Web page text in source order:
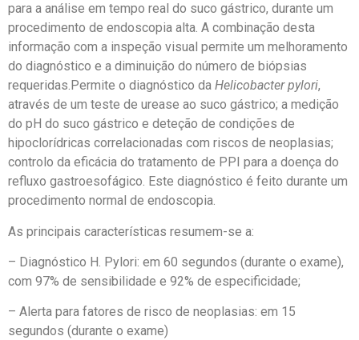
para a análise em tempo real do suco gástrico, durante um
procedimento de endoscopia alta. A combinação desta
informação com a inspeção visual permite um melhoramento
do diagnóstico e a diminuição do número de biópsias
requeridas.Permite o diagnóstico da Helicobacter pylori,
através de um teste de urease ao suco gástrico; a medição
do pH do suco gástrico e deteção de condições de
hipoclorídricas correlacionadas com riscos de neoplasias;
controlo da eficácia do tratamento de PPI para a doença do
refluxo gastroesofágico. Este diagnóstico é feito durante um
procedimento normal de endoscopia.
As principais características resumem-se a:
– Diagnóstico H. Pylori: em 60 segundos (durante o exame),
com 97% de sensibilidade e 92% de especificidade;
– Alerta para fatores de risco de neoplasias: em 15
segundos (durante o exame)